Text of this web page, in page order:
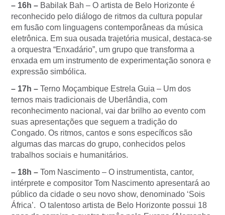
– 16h – Babilak Bah – O artista de Belo Horizonte é
reconhecido pelo diálogo de ritmos da cultura popular
em fusão com linguagens contemporâneas da música
eletrônica. Em sua ousada trajetória musical, destaca-se
a orquestra “Enxadário”, um grupo que transforma a
enxada em um instrumento de experimentação sonora e
expressão simbólica.
– 17h – Terno Moçambique Estrela Guia – Um dos
ternos mais tradicionais de Uberlândia, com
reconhecimento nacional, vai dar brilho ao evento com
suas apresentações que seguem a tradição do
Congado. Os ritmos, cantos e sons específicos são
algumas das marcas do grupo, conhecidos pelos
trabalhos sociais e humanitários.
– 18h – Tom Nascimento – O instrumentista, cantor,
intérprete e compositor Tom Nascimento apresentará ao
público da cidade o seu novo show, denominado ‘Sois
África’. O talentoso artista de Belo Horizonte possui 18